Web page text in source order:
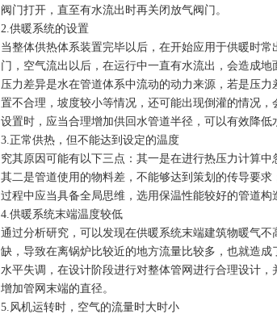
阀门打开，直至有水流出时再关闭放气阀门。
2.供暖系统的设置
当整体供热体系装置完毕以后，在开始应用于供暖时
门，空气流出以后，在运行中一直有水流出，会造成
压力差异是水在管道体系中流动的动力来源，若是压
置不合理，坡度较小等情况，还可能出现倒灌的情况
设置时，应当合理增加供回水管道半径，可以有效降
3.正常供热，但不能达到设定的温度
究其原因可能有以下三点：其一是在进行热压力计算
其二是管道使用的物料差，不能够达到策划的传导要
过程中应当具备全局思维，选用保温性能较好的管道构
4.供暖系统末端温度较低
通过分析研究，可以发现在供暖系统末端建筑物暖气
缺，导致在离锅炉比较近的地方流量比较多，也就造
水平失调，在设计阶段进行对整体管网进行合理设计
增加管网末端的直径。
5.风机运转时，空气的流量时大时小